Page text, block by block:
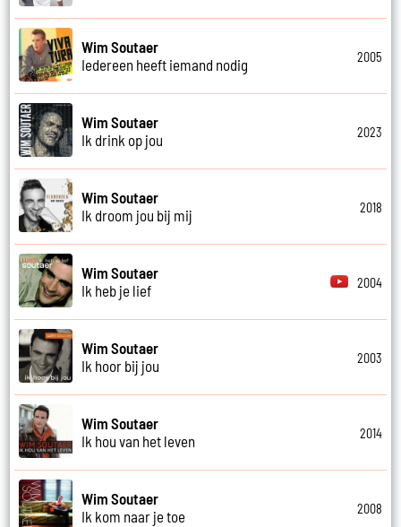
Wim Soutaer
Iedereen heeft iemand nodig
2005
Wim Soutaer
Ik drink op jou
2023
Wim Soutaer
Ik droom jou bij mij
2018
Wim Soutaer
Ik heb je lief
2004
Wim Soutaer
Ik hoor bij jou
2003
Wim Soutaer
Ik hou van het leven
2014
Wim Soutaer
Ik kom naar je toe
2008